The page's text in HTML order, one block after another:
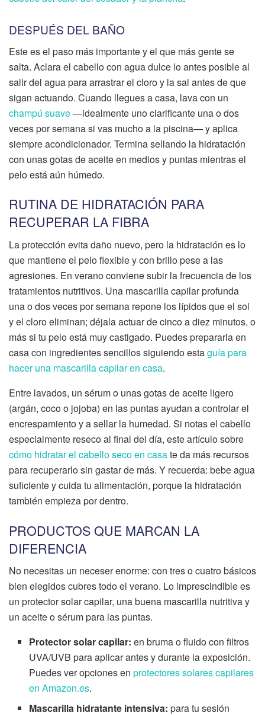
DESPUÉS DEL BAÑO
Este es el paso más importante y el que más gente se
salta. Aclara el cabello con agua dulce lo antes posible al
salir del agua para arrastrar el cloro y la sal antes de que
sigan actuando. Cuando llegues a casa, lava con un
champú suave—idealmente uno clarificante una o dos
veces por semana si vas mucho a la piscina— y aplica
siempre acondicionador. Termina sellando la hidratación
con unas gotas de aceite en medios y puntas mientras el
pelo está aún húmedo.
RUTINA DE HIDRATACIÓN PARA
RECUPERAR LA FIBRA
La protección evita daño nuevo, pero la hidratación es lo
que mantiene el pelo flexible y con brillo pese a las
agresiones. En verano conviene subir la frecuencia de los
tratamientos nutritivos. Una mascarilla capilar profunda
una o dos veces por semana repone los lípidos que el sol
y el cloro eliminan; déjala actuar de cinco a diez minutos, o
más si tu pelo está muy castigado. Puedes prepararla en
casa con ingredientes sencillos siguiendo estaguía para
hacer una mascarilla capilar en casa.
Entre lavados, un sérum o unas gotas de aceite ligero
(argán, coco o jojoba) en las puntas ayudan a controlar el
encrespamiento y a sellar la humedad. Si notas el cabello
especialmente reseco al final del día, este artículo sobre
cómo hidratar el cabello seco en casate da más recursos
para recuperarlo sin gastar de más. Y recuerda: bebe agua
suficiente y cuida tu alimentación, porque la hidratación
también empieza por dentro.
PRODUCTOS QUE MARCAN LA
DIFERENCIA
No necesitas un neceser enorme: con tres o cuatro básicos
bien elegidos cubres todo el verano. Lo imprescindible es
un protector solar capilar, una buena mascarilla nutritiva y
un aceite o sérum para las puntas.
Protector solar capilar: en bruma o fluido con filtros
UVA/UVB para aplicar antes y durante la exposición.
Puedes ver opciones enprotectores solares capilares
en Amazon.es.
Mascarilla hidratante intensiva: para tu sesión